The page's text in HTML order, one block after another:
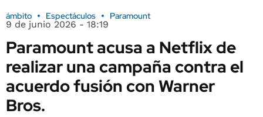
ámbito Espectáculos Paramount
9 de junio 2026 - 18:19
Paramount acusa a Netflix de
realizar una campaña contra el
acuerdo fusión con Warner
Bros.